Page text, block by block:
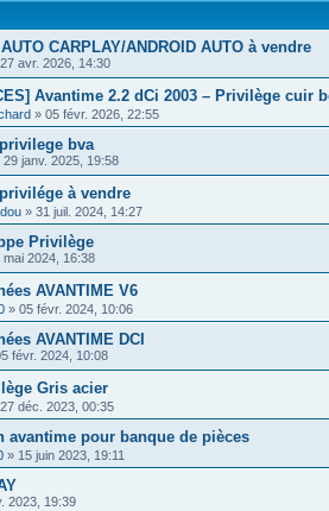
CARPLAY/ANDROID AUTO à vendre
27 avr. 2026, 14:30
Avantime 2.2 dCi 2003 – Privilège cuir
» 05 févr. 2026, 22:55
bva
29 janv. 2025, 19:58
à vendre
» 31 juil. 2024, 14:27
Privilège
mai 2024, 16:38
AVANTIME V6
» 05 févr. 2024, 10:06
AVANTIME DCI
févr. 2024, 10:08
Gris acier
27 déc. 2023, 00:35
avantime pour banque de pièces
» 15 juin 2023, 19:11
2023, 19:39